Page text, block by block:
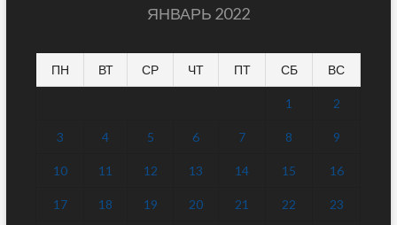
ЯНВАРЬ 2022
ПН ВТ СР ЧТ ПТ СБ ВС
1 2
3 4 5 6 7 8 9
10 11 12 13 14 15 16
17 18 19 20 21 22 23